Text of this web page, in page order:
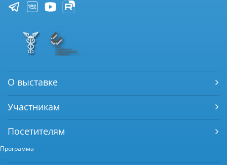
О выставке
Участникам
Посетителям
Программа